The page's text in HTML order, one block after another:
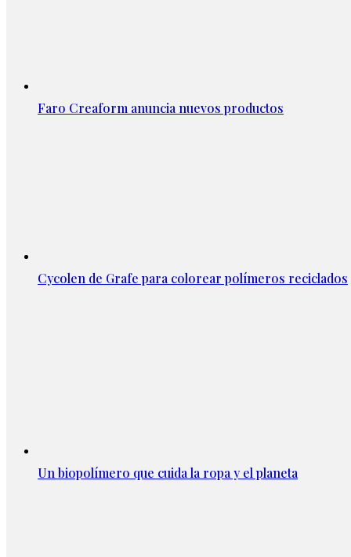
Faro Creaform anuncia nuevos productos
Cycolen de Grafe para colorear polímeros reciclados
Un biopolímero que cuida la ropa y el planeta